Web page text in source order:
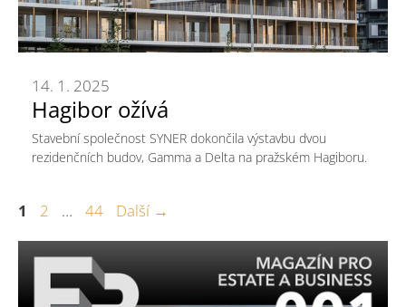
Hagibor ožívá
14. 1. 2025
Stavební společnost SYNER dokončila výstavbu dvou
rezidenčních budov, Gamma a Delta na pražském Hagiboru.
Stránka
1 Stránka
2 … Stránka
44 Další →